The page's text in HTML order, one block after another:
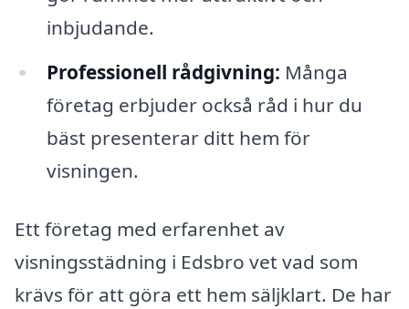
inbjudande.
Professionell rådgivning: Många
företag erbjuder också råd i hur du
bäst presenterar ditt hem för
visningen.
Ett företag med erfarenhet av
visningsstädning i Edsbro vet vad som
krävs för att göra ett hem säljklart. De har